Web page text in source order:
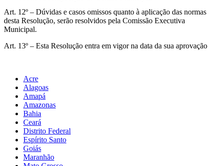
Art. 12º – Dúvidas e casos omissos quanto à aplicação das normas
desta Resolução, serão resolvidos pela Comissão Executiva
Municipal.
Art. 13º – Esta Resolução entra em vigor na data da sua aprovação
Acre
Alagoas
Amapá
Amazonas
Bahia
Ceará
Distrito Federal
Espírito Santo
Goiás
Maranhão